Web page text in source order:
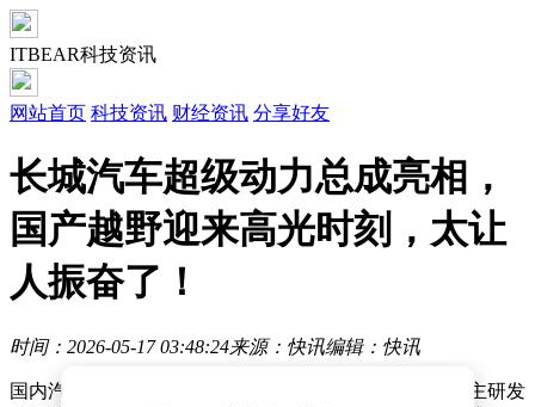
ITBEAR科技资讯
网站首页 科技资讯 财经资讯 分享好友
长城汽车超级动力总成亮相，
国产越野迎来高光时刻，太让
人振奋了！
时间：2026-05-17 03:48:24来源：快讯编辑：快讯
国内汽车工业迎来重大突破！长城汽车近日宣布，其自主研发